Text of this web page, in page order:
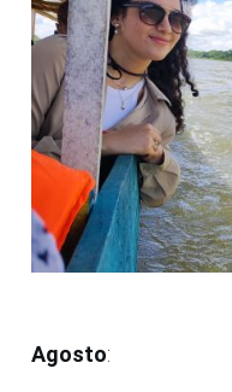
Agosto: